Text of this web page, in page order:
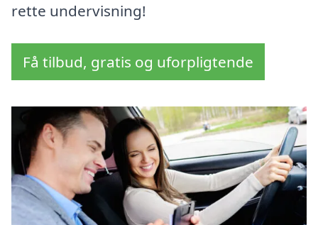
rette undervisning!
Få tilbud, gratis og uforpligtende